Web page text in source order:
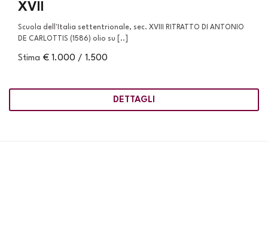
XVII
Scuola dell'Italia settentrionale, sec. XVIII RITRATTO DI ANTONIO
DE CARLOTTIS (1586) olio su [..]
Stima € 1.000 / 1.500
DETTAGLI